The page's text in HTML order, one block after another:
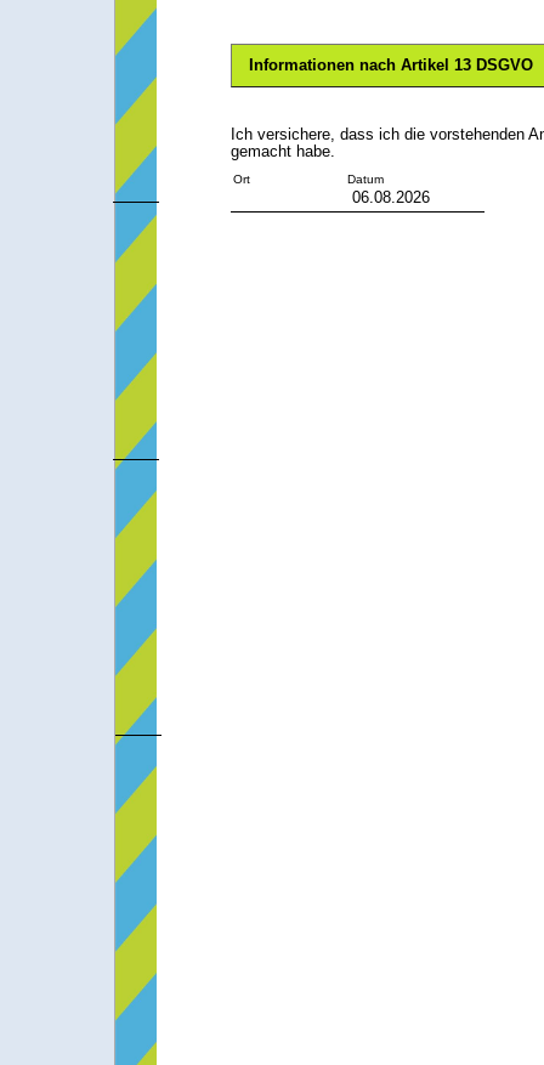
Informationen nach Artikel 13 DSGVO
Ich versichere, dass ich die vorstehenden
gemacht habe.
Ort Datum